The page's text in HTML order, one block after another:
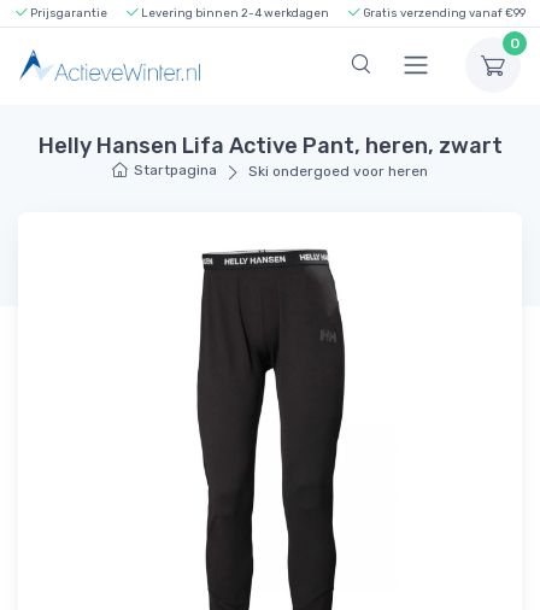
Prijsgarantie Levering binnen 2-4 werkdagen Gratis verzending vanaf €99
0
Helly Hansen Lifa Active Pant, heren, zwart
Startpagina Ski ondergoed voor heren